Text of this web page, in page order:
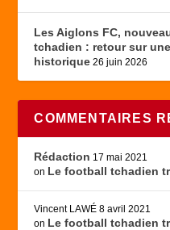
Les Aiglons FC,
tchadien : retour sur
historique 26 juin 2026
COMMENTAIRES
Rédaction 17 mai 2021
on Le football tchadien
Vincent LAWÉ 8 avril 2021
on Le football tchadien